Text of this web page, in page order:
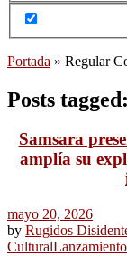
Portada » Regular
Posts
Samsara
amplía su
mayo 20, 2026
by Rugidos
Cultural